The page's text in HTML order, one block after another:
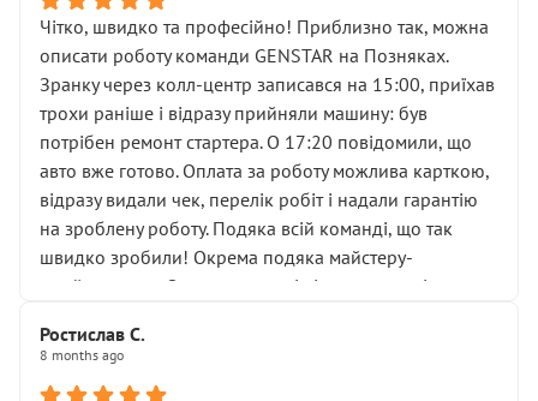
ущільнювачів.
Що прикро — це не перший мій візит. Раніше міняв у
вас стартер, і тоді сервіс наче справив хороше
враження. Але згодом знайшов декілька гайок під
лобовим склом. Мені пояснили, що це “старі гайки, які
відкручували”, і попросили не хвилюватися. ( надіюсь
новий власник, не застяг в полі))
Але після нинішнього візиту такі дрібниці вже не
здаються дрібницями.
Я — клієнт, який працює на довірі, і саме її цей сервіс
Хотілося б більше:
• належної уваги до авто
• прозорості в роботах і рахунках
Чітко, швидко та професійно! Приблизно так, можна
описати роботу команди GENSTAR на Позняках.
Зранку через колл-центр записався на 15:00, приїхав
трохи раніше і відразу прийняли машину: був
потрібен ремонт стартера. О 17:20 повідомили, що
авто вже готово. Оплата за роботу можлива карткою,
відразу видали чек, перелік робіт і надали гарантію
на зроблену роботу. Подяка всій команді, що так
швидко зробили! Окрема подяка майстеру-
приймальнику Олександру: всі чітко та по суті.
звертатися до цього автосервісу.
Ростислав С.
8 months ago